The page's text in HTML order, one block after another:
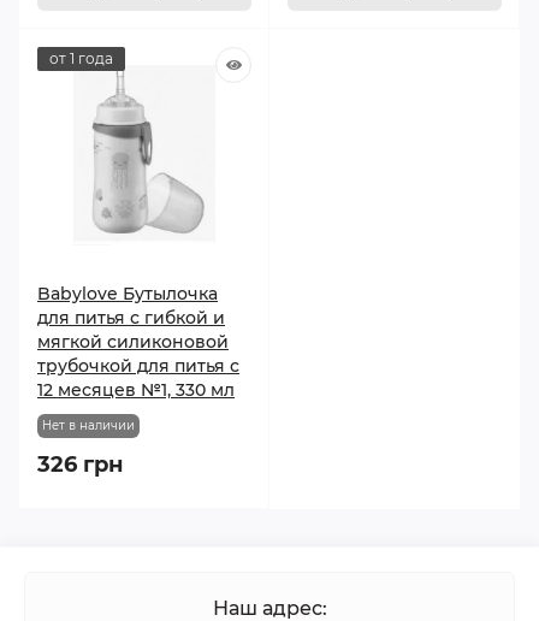
от 1 года
Babylove Бутылочка
для питья с гибкой и
мягкой силиконовой
трубочкой для питья с
12 месяцев №1, 330 мл
Нет в наличии
326 грн
Наш адрес: